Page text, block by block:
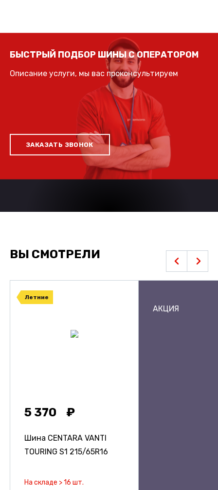
БЫСТРЫЙ ПОДБОР ШИНЫ С ОПЕРАТОРОМ
Описание услуги, мы вас проконсультируем
ЗАКАЗАТЬ ЗВОНОК
ВЫ СМОТРЕЛИ
Летние
5 370
Шина CENTARA VANTI
TOURING S1 215/65R16
На складе > 16 шт.
АКЦИЯ